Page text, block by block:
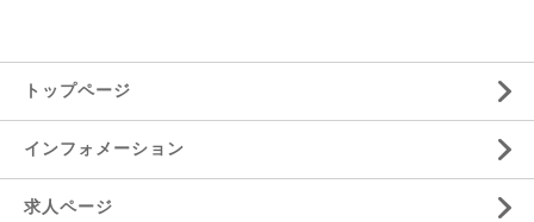
トップページ
インフォメーション
求人ページ